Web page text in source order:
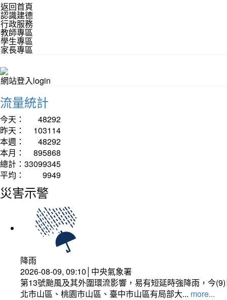
返回首頁
認識建德
行政服務
教師專區
學生專區
家長專區
網站登入login
流量統計
今天：
48292
昨天：
103114
本週：
48292
本月：
895868
總計： 33099345
平均：
9949
災害示警
降雨
2026-08-09, 09:10│中央氣象署
第13號颱風及其外圍環流影響，易有短延時強降雨，今
北市山區、桃園市山區、臺中市山區有局部大... more...